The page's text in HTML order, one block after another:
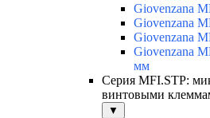
Giovenzana
Giovenzana
Giovenzana
Giovenzana
мм
Серия MFI.STP:
винтовыми
▼